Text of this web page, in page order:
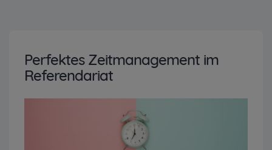
Perfektes Zeitmanagement im
Referendariat